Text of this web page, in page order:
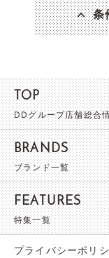
条
TOP
DDグループ店舗総合
BRANDS
ブランド一覧
FEATURES
特集一覧
プライバシーポリ